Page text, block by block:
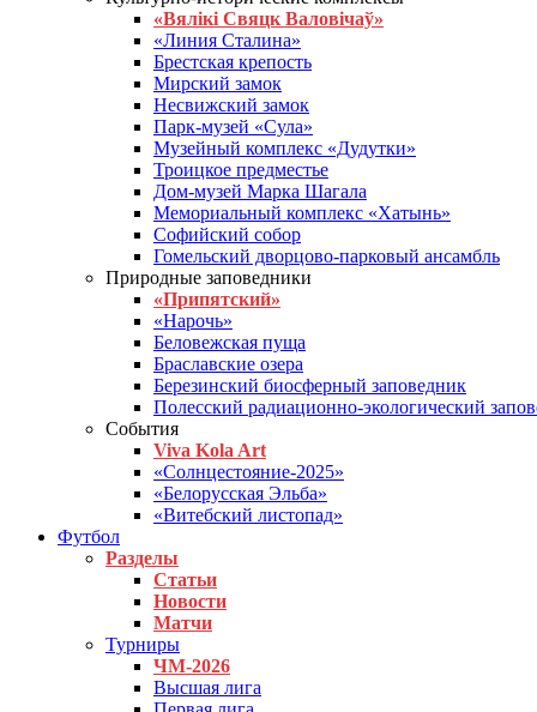
«Вялікі Свяцк Валовічаў»
«Линия Сталина»
Брестская крепость
Мирский замок
Несвижский замок
Парк-музей «Сула»
Музейный комплекс «Дудутки»
Троицкое предместье
Дом-музей Марка Шагала
Мемориальный комплекс «Хатынь»
Софийский собор
Гомельский дворцово-парковый ансамбль
Природные заповедники
«Припятский»
«Нарочь»
Беловежская пуща
Браславские озера
Березинский биосферный заповедник
Полесский радиационно-экологический
События
Viva Kola Art
«Солнцестояние-2025»
«Белорусская Эльба»
«Витебский листопад»
Футбол
Разделы
Статьи
Новости
Матчи
Турниры
ЧМ-2026
Высшая лига